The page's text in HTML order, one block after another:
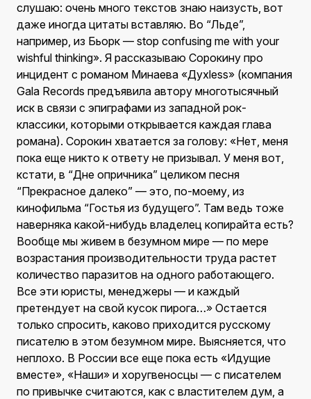
слушаю: очень много текстов знаю наизусть, вот
даже иногда цитаты вставляю. Во “Льде”,
например, из Бьорк — stop confusing me with your
wishful thinking». Я рассказываю Сорокину про
инцидент с романом Минаева «Духless» (компания
Gala Records предъявила автору многотысячный
иск в связи с эпиграфами из западной рок-
классики, которыми открывается каждая глава
романа). Сорокин хватается за голову: «Нет, меня
пока еще никто к ответу не призывал. У меня вот,
кстати, в “Дне опричника” целиком песня
“Прекрасное далеко” — это, по-моему, из
кинофильма “Гостья из будущего”. Там ведь тоже
наверняка какой-нибудь владелец копирайта есть?
Вообще мы живем в безумном мире — по мере
возрастания производительности труда растет
количество паразитов на одного работающего.
Все эти юристы, менеджеры — и каждый
претендует на свой кусок пирога…» Остается
только спросить, каково приходится русскому
писателю в этом безумном мире. Выясняется, что
неплохо. В России все еще пока есть «Идущие
вместе», «Наши» и хоругвеносцы — с писателем
по привычке считаются, как с властителем дум, а